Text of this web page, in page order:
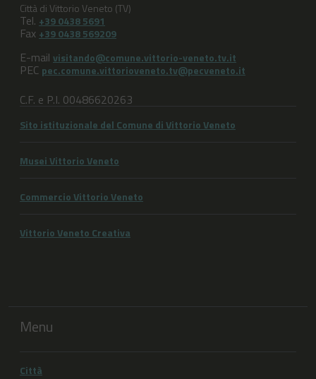
Città di Vittorio Veneto (TV)
Tel. +39 0438 5691
Fax +39 0438 569209
E-mail visitando@comune.vittorio-veneto.tv.it
PEC pec.comune.vittorioveneto.tv@pecveneto.it
C.F. e P.I. 00486620263
Sito istituzionale del Comune di Vittorio Veneto
Musei Vittorio Veneto
Commercio Vittorio Veneto
Vittorio Veneto Creativa
Menu
Città